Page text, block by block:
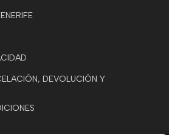
DEVOLUCIÓN Y